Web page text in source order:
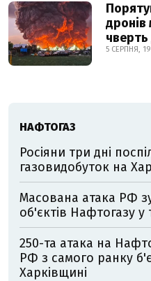
5 СЕРПНЯ,
НАФТОГАЗ
Росіяни три дні
газовидобуток на
Масована атака РФ
об'єктів Нафтогазу у
250-та атака на
РФ з самого ранку
Харківщині